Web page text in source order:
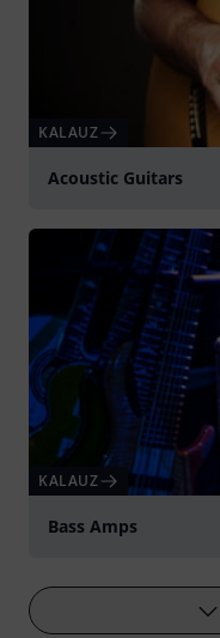
KALAUZ
Acoustic Guitars
KALAUZ
Bass Amps